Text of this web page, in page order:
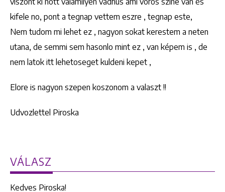
kifele no, pont a tegnap vettem eszre , tegnap este,
Nem tudom mi lehet ez , nagyon sokat kerestem a neten
utana, de semmi sem hasonlo mint ez , van képem is , de
nem latok itt lehetoseget kuldeni kepet ,
Elore is nagyon szepen koszonom a valaszt !!
Udvozlettel Piroska
VÁLASZ
Kedves Piroska!